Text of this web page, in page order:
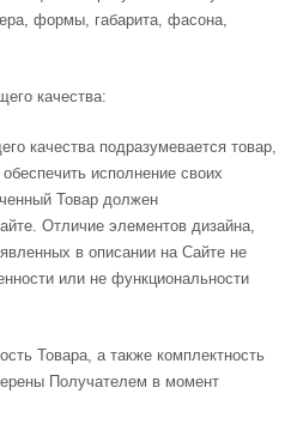
формы, габарита, фасона,
качества:
качества подразумевается товар,
исполнение своих
Товар должен
Отличие элементов дизайна,
в описании на Сайте не
или не функциональности
Товара, а также комплектность
Получателем в момент